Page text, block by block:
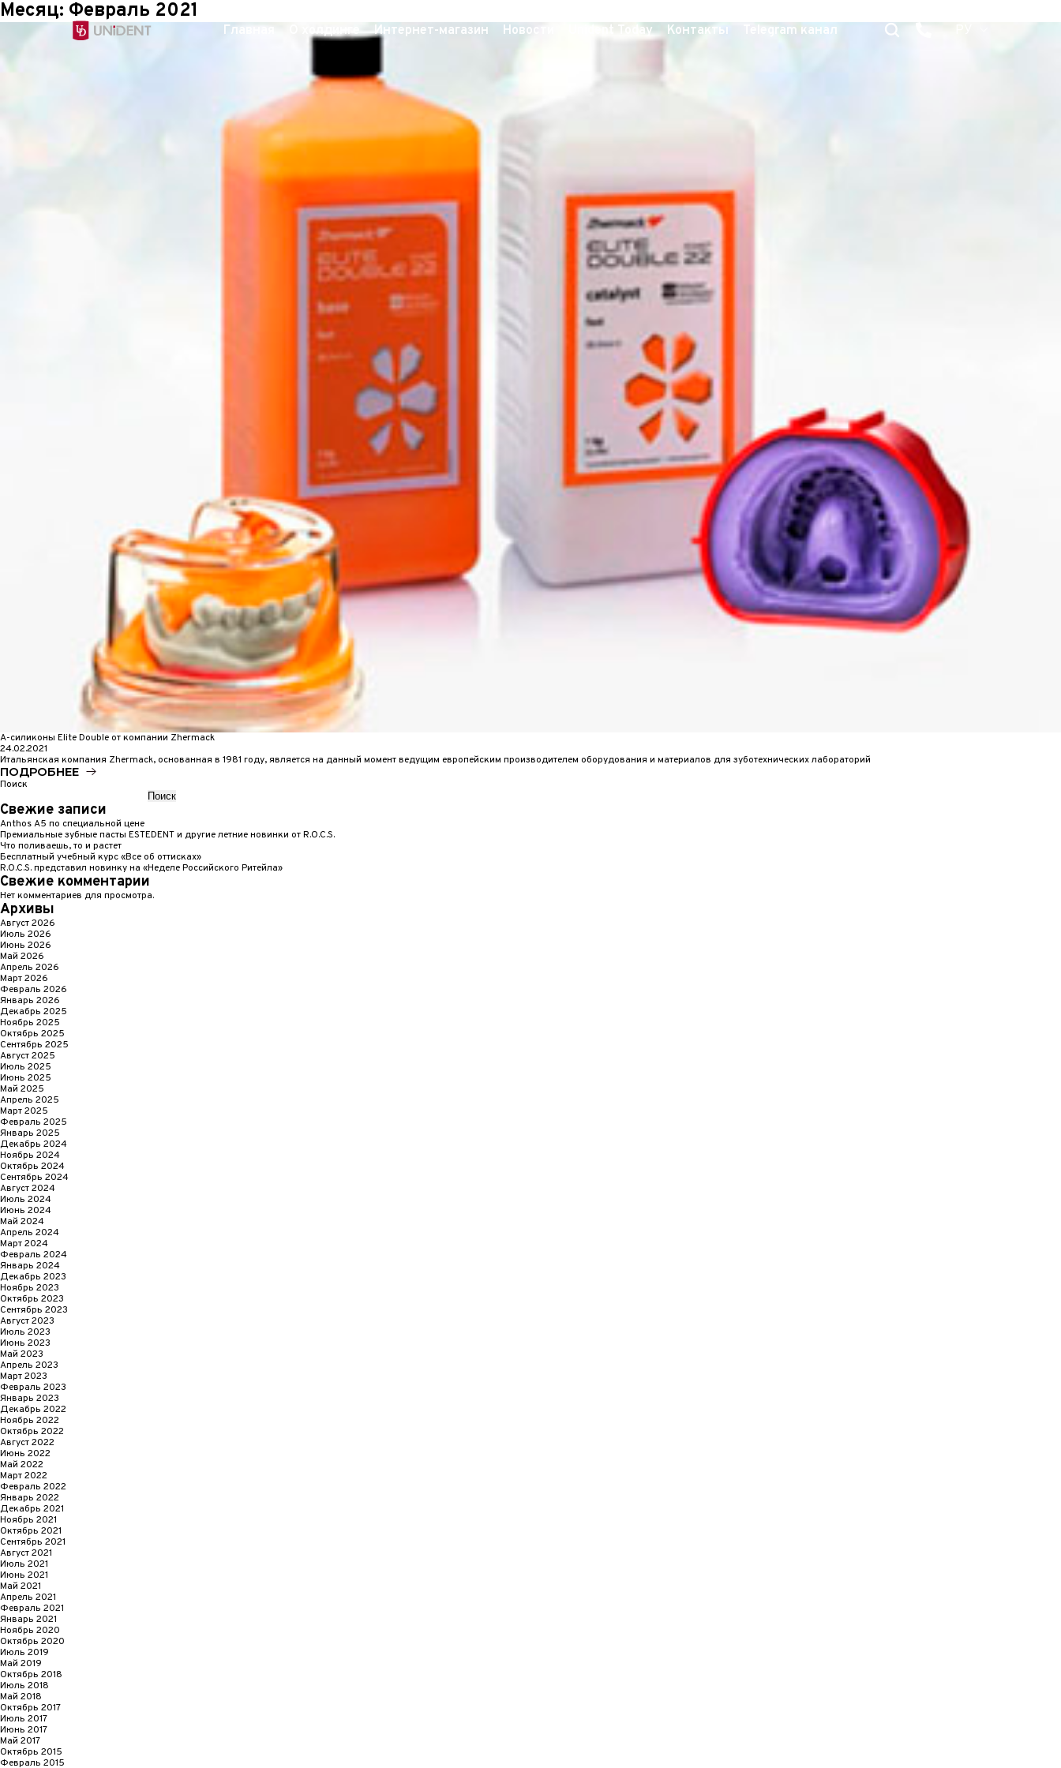
Главная О холдинге Интернет-магазин Новости Unident Today Контакты Telegram канал
Месяц: Февраль 2021
А-силиконы Elite Double от компании Zhermack
24.02.2021
Итальянская компания Zhermack, основанная в 1981 году, является на данный момент ведущим европейским производителем оборудования и материалов для зуботехнических лабораторий
ПОДРОБНЕЕ
Поиск
Поиск
Свежие записи
Anthos A5 по специальной цене
Премиальные зубные пасты ESTEDENT и другие летние новинки от R.O.C.S.
Что поливаешь, то и растет
Бесплатный учебный курс «Все об оттисках»
R.O.C.S. представил новинку на «Неделе Российского Ритейла»
Свежие комментарии
Нет комментариев для просмотра.
Архивы
Август 2026
Июль 2026
Июнь 2026
Май 2026
Апрель 2026
Март 2026
Февраль 2026
Январь 2026
Декабрь 2025
Ноябрь 2025
Октябрь 2025
Сентябрь 2025
Август 2025
Июль 2025
Июнь 2025
Май 2025
Апрель 2025
Март 2025
Февраль 2025
Январь 2025
Декабрь 2024
Ноябрь 2024
Октябрь 2024
Сентябрь 2024
Август 2024
Июль 2024
Июнь 2024
Май 2024
Апрель 2024
Март 2024
Февраль 2024
Январь 2024
Декабрь 2023
Ноябрь 2023
Октябрь 2023
Сентябрь 2023
Август 2023
Июль 2023
Июнь 2023
Май 2023
Апрель 2023
Март 2023
Февраль 2023
Январь 2023
Декабрь 2022
Ноябрь 2022
Октябрь 2022
Август 2022
Июнь 2022
Май 2022
Март 2022
Февраль 2022
Январь 2022
Декабрь 2021
Ноябрь 2021
Октябрь 2021
Сентябрь 2021
Август 2021
Июль 2021
Июнь 2021
Май 2021
Апрель 2021
Февраль 2021
Январь 2021
Ноябрь 2020
Октябрь 2020
Июль 2019
Май 2019
Октябрь 2018
Июль 2018
Май 2018
Октябрь 2017
Июль 2017
Июнь 2017
Май 2017
Октябрь 2015
Февраль 2015